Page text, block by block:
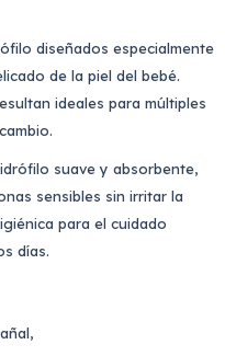
diseñados especialmente
de la piel del bebé.
ideales para múltiples
suave y absorbente,
sensibles sin irritar la
para el cuidado
días.